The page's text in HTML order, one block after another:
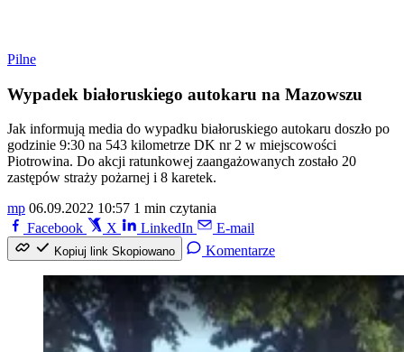
Pilne
Wypadek białoruskiego autokaru na Mazowszu
Jak informują media do wypadku białoruskiego autokaru doszło po
godzinie 9:30 na 543 kilometrze DK nr 2 w miejscowości
Piotrowina. Do akcji ratunkowej zaangażowanych zostało 20
zastępów straży pożarnej i 8 karetek.
mp 06.09.2022 10:57 1 min czytania
Facebook
X LinkedIn E-mail
Kopiuj link Skopiowano Komentarze